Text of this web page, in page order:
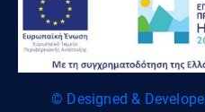
© Designed &